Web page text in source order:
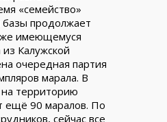
«семейство»
продолжает
имеющемуся
Калужской
очередная партия
марала. В
территорию
ещё 90 маралов. По
сейчас все